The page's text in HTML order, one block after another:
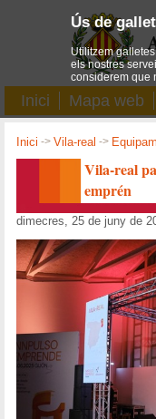
Inici Mapa web
Inici ->Vila-real ->
Vila-real
emprén
dimecres, 25 de juny de
Ús de
Utilitzem
els nostres
considerem que